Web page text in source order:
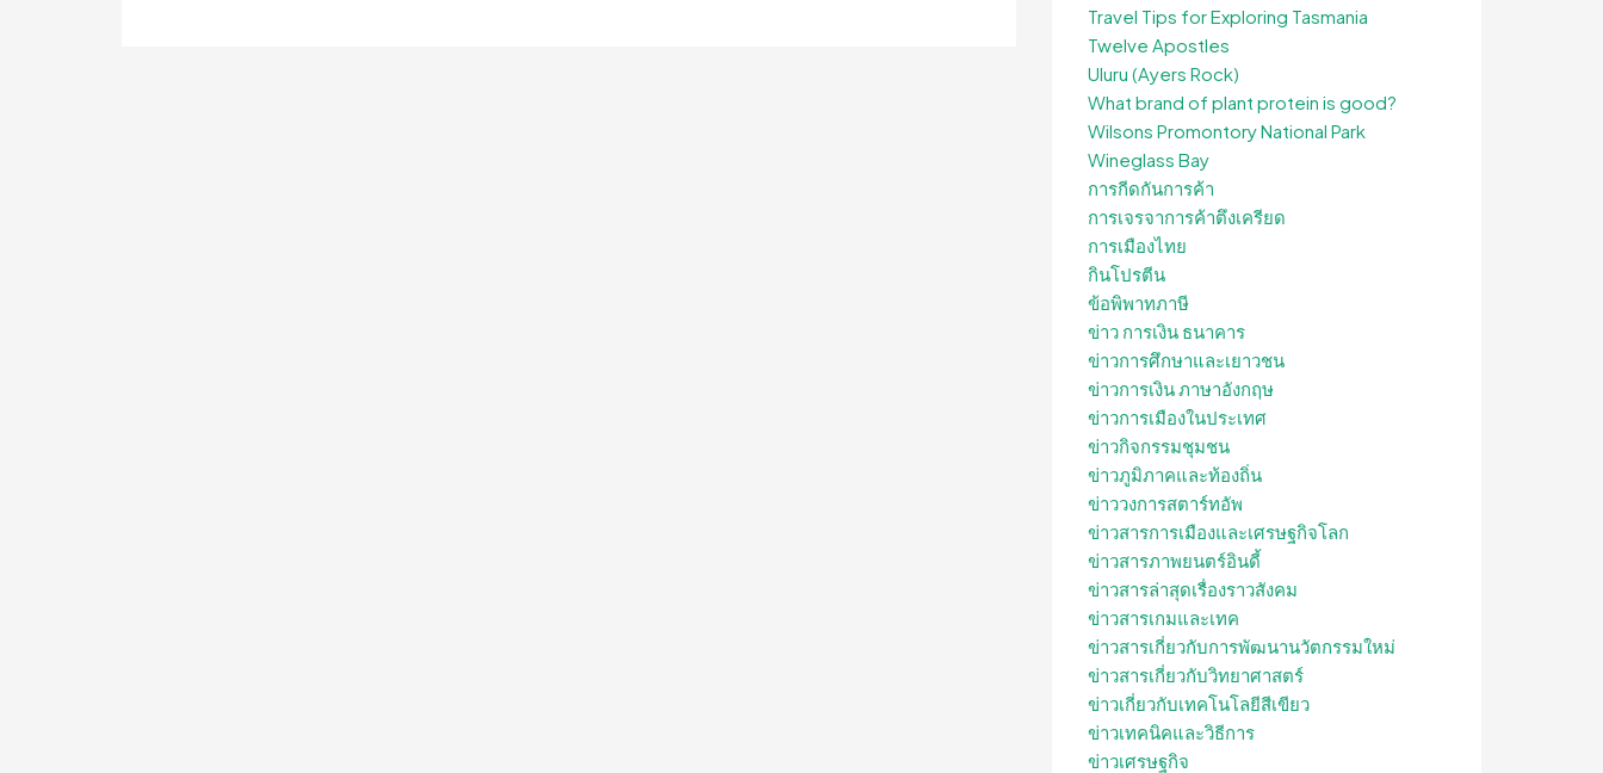
Travel Tips for Exploring Tasmania
Twelve Apostles
Uluru (Ayers Rock)
What brand of plant protein is good?
Wilsons Promontory National Park
Wineglass Bay
การกีดกันการค้า
การเจรจาการค้าตึงเครียด
การเมืองไทย
กินโปรตีน
ข้อพิพาทภาษี
ข่าว การเงิน ธนาคาร
ข่าวการศึกษาและเยาวชน
ข่าวการเงิน ภาษาอังกฤษ
ข่าวการเมืองในประเทศ
ข่าวกิจกรรมชุมชน
ข่าวภูมิภาคและท้องถิ่น
ข่าววงการสตาร์ทอัพ
ข่าวสารการเมืองและเศรษฐกิจโลก
ข่าวสารภาพยนตร์อินดี้
ข่าวสารล่าสุดเรื่องราวสังคม
ข่าวสารเกมและเทค
ข่าวสารเกี่ยวกับการพัฒนานวัตกรรมใหม่
ข่าวสารเกี่ยวกับวิทยาศาสตร์
ข่าวเกี่ยวกับเทคโนโลยีสีเขียว
ข่าวเทคนิคและวิธีการ
ข่าวเศรษฐกิจ